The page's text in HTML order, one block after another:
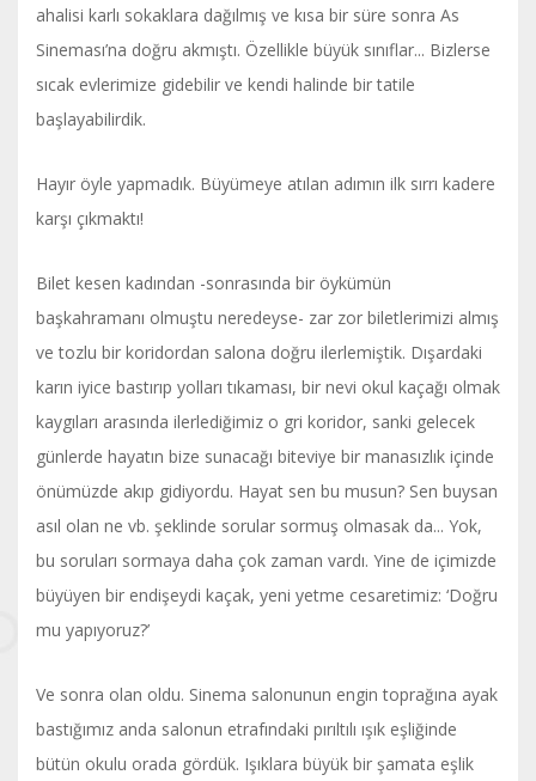
ahalisi karlı sokaklara dağılmış ve kısa bir süre sonra As
Sineması’na doğru akmıştı. Özellikle büyük sınıflar... Bizlerse
sıcak evlerimize gidebilir ve kendi halinde bir tatile
başlayabilirdik.
Hayır öyle yapmadık. Büyümeye atılan adımın ilk sırrı kadere
karşı çıkmaktı!
Bilet kesen kadından -sonrasında bir öykümün
başkahramanı olmuştu neredeyse- zar zor biletlerimizi almış
ve tozlu bir koridordan salona doğru ilerlemiştik. Dışardaki
karın iyice bastırıp yolları tıkaması, bir nevi okul kaçağı olmak
kaygıları arasında ilerlediğimiz o gri koridor, sanki gelecek
günlerde hayatın bize sunacağı biteviye bir manasızlık içinde
önümüzde akıp gidiyordu. Hayat sen bu musun? Sen buysan
asıl olan ne vb. şeklinde sorular sormuş olmasak da... Yok,
bu soruları sormaya daha çok zaman vardı. Yine de içimizde
büyüyen bir endişeydi kaçak, yeni yetme cesaretimiz: ‘Doğru
mu yapıyoruz?’
Ve sonra olan oldu. Sinema salonunun engin toprağına ayak
bastığımız anda salonun etrafındaki pırıltılı ışık eşliğinde
bütün okulu orada gördük. Işıklara büyük bir şamata eşlik